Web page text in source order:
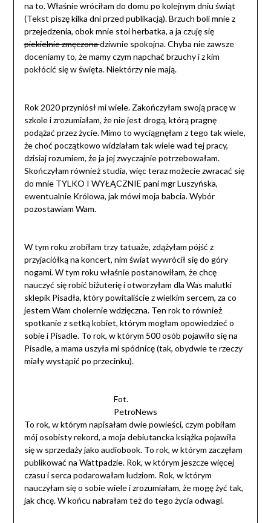
na to. Właśnie wróciłam do domu po kolejnym dniu świąt
(Tekst piszę kilka dni przed publikacją). Brzuch boli mnie z
przejedzenia, obok mnie stoi herbatka, a ja czuję się
piekielnie zmęczonadziwnie spokojna. Chyba nie zawsze
doceniamy to, że mamy czym napchać brzuchy i z kim
pokłócić się w święta. Niektórzy nie mają.
Rok 2020 przyniósł mi wiele. Zakończyłam swoją pracę w
szkole i zrozumiałam, że nie jest drogą, którą pragnę
podążać przez życie. Mimo to wyciągnęłam z tego tak wiele,
że choć początkowo widziałam tak wiele wad tej pracy,
dzisiaj rozumiem, że ja jej zwyczajnie potrzebowałam.
Skończyłam również studia, więc teraz możecie zwracać się
do mnie TYLKO I WYŁĄCZNIE pani mgr Luszyńska,
ewentualnie Królowa, jak mówi moja babcia. Wybór
pozostawiam Wam.
W tym roku zrobiłam trzy tatuaże, zdążyłam pójść z
przyjaciółką na koncert, nim świat wywrócił się do góry
nogami. W tym roku właśnie postanowiłam, że chcę
nauczyć się robić biżuterię i otworzyłam dla Was malutki
sklepik Pisadła, który powitaliście z wielkim sercem, za co
jestem Wam cholernie wdzięczna. Ten rok to również
spotkanie z setką kobiet, którym mogłam opowiedzieć o
sobie i Pisadle. To rok, w którym 500 osób pojawiło się na
Pisadle, a mama uszyła mi spódnicę (tak, obydwie te rzeczy
miały wystąpić po przecinku).
Fot.
PetroNews
To rok, w którym napisałam dwie powieści, czym pobiłam
mój osobisty rekord, a moja debiutancka książka pojawiła
się w sprzedaży jako audiobook. To rok, w którym zaczęłam
publikować na Wattpadzie. Rok, w którym jeszcze więcej
czasu i serca podarowałam ludziom. Rok, w którym
nauczyłam się o sobie wiele i zrozumiałam, że mogę żyć tak,
jak chcę. W końcu nabrałam też do tego życia odwagi.